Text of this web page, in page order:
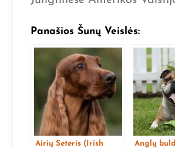
Panašios Šunų Veislės:
Airių Seteris (Irish
Anglų